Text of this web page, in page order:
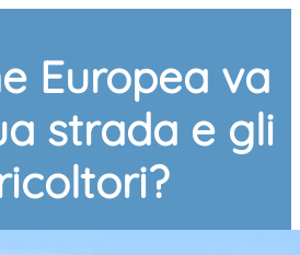
Europea va
strada e gli